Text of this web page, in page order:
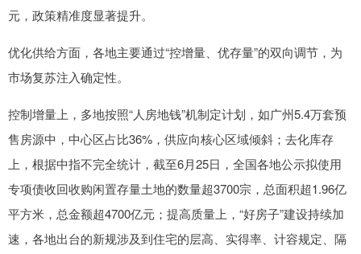
元，政策精准度显著提升。
优化供给方面，各地主要通过“控增量、优存量”的双向调节，为
市场复苏注入确定性。
控制增量上，多地按照“人房地钱”机制定计划，如广州5.4万套预
售房源中，中心区占比36%，供应向核心区域倾斜；去化库存
上，根据中指不完全统计，截至6月25日，全国各地公示拟使用
专项债收回收购闲置存量土地的数量超3700宗，总面积超1.96亿
平方米，总金额超4700亿元；提高质量上，“好房子”建设持续加
速，各地出台的新规涉及到住宅的层高、实得率、计容规定、隔